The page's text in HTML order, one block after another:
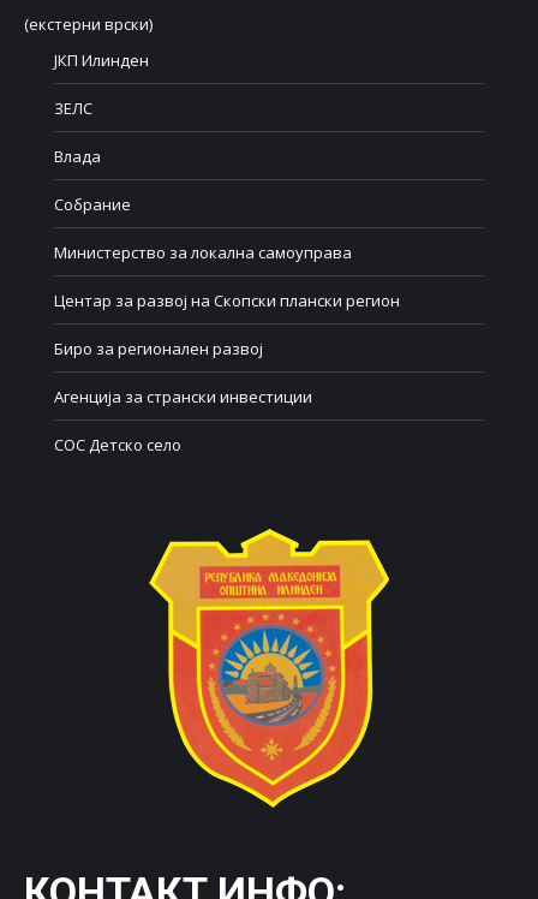
(екстерни врски)
ЈКП Илинден
ЗЕЛС
Влада
Собрание
Министерство за локална самоуправа
Центар за развој на Скопски плански регион
Биро за регионален развој
Агенција за странски инвестиции
СОС Детско село